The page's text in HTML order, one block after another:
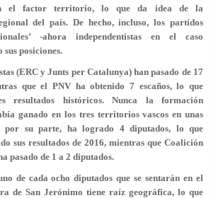
el factor territorio, lo que da idea de la
del país. De hecho, incluso, los partidos
-ahora independentistas en el caso
posiciones.
(ERC y Junts per Catalunya) han pasado de 17
que el PNV ha obtenido 7 escaños, lo que
resultados históricos. Nunca la formación
ganado en los tres territorios vascos en unas
por su parte, ha logrado 4 diputados, lo que
sus resultados de 2016, mientras que Coalición
pasado de 1 a 2 diputados.
de cada ocho diputados que se sentarán en el
de San Jerónimo tiene raíz geográfica, lo que